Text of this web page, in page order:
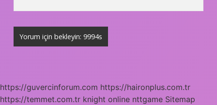
https://guvercinforum.com https://haironplus.com.tr
https://temmet.com.tr knight online nttgame Sitemap